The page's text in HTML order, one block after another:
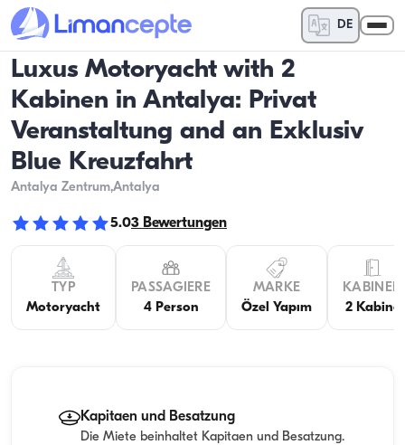
DE
Luxus Motoryacht with 2
Kabinen in Antalya: Privat
Veranstaltung and an Exklusiv
Blue Kreuzfahrt
Antalya Zentrum,Antalya
5.03 Bewertungen
TYP
Motoryacht
PASSAGIERE
4 Person
MARKE
Özel Yapım
KABINEN
2 Kabine
Kapitaen und Besatzung
Die Miete beinhaltet Kapitaen und Besatzung.